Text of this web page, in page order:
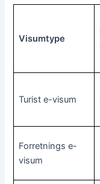
Visumtype
Turist e-visum
Forretnings e-
visum